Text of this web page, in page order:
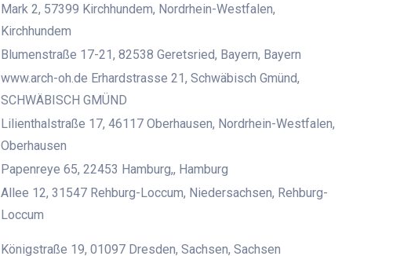
Mark 2, 57399 Kirchhundem, Nordrhein-Westfalen,
Kirchhundem
Blumenstraße 17-21, 82538 Geretsried, Bayern, Bayern
www.arch-oh.de Erhardstrasse 21, Schwäbisch Gmünd,
SCHWÄBISCH GMÜND
Lilienthalstraße 17, 46117 Oberhausen, Nordrhein-Westfalen,
Oberhausen
Papenreye 65, 22453 Hamburg,, Hamburg
Allee 12, 31547 Rehburg-Loccum, Niedersachsen, Rehburg-
Loccum
Königstraße 19, 01097 Dresden, Sachsen, Sachsen